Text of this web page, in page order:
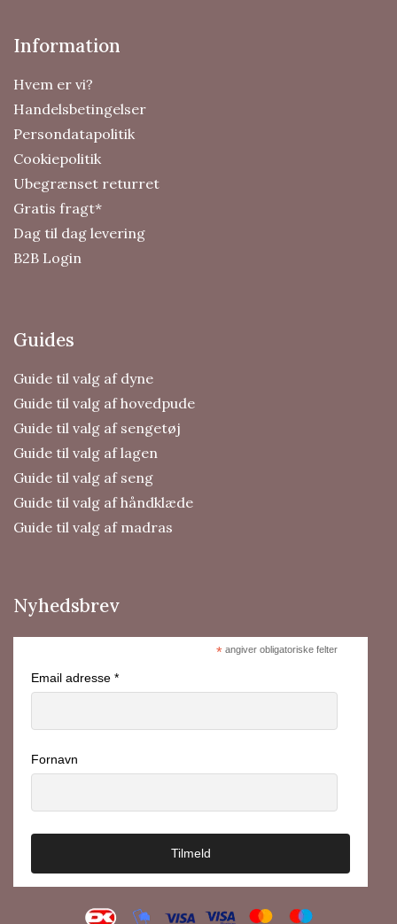
Information
Hvem er vi?
Handelsbetingelser
Persondatapolitik
Cookiepolitik
Ubegrænset returret
Gratis fragt*
Dag til dag levering
B2B Login
Guides
Guide til valg af dyne
Guide til valg af hovedpude
Guide til valg af sengetøj
Guide til valg af lagen
Guide til valg af seng
Guide til valg af håndklæde
Guide til valg af madras
Nyhedsbrev
*angiver obligatoriske felter
Email adresse *
Fornavn